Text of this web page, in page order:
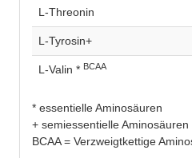
L-Threonin
L-Tyrosin+
L-Valin * BCAA
* essentielle Aminosäuren
+ semiessentielle Aminosäuren
BCAA = Verzweigtkettige